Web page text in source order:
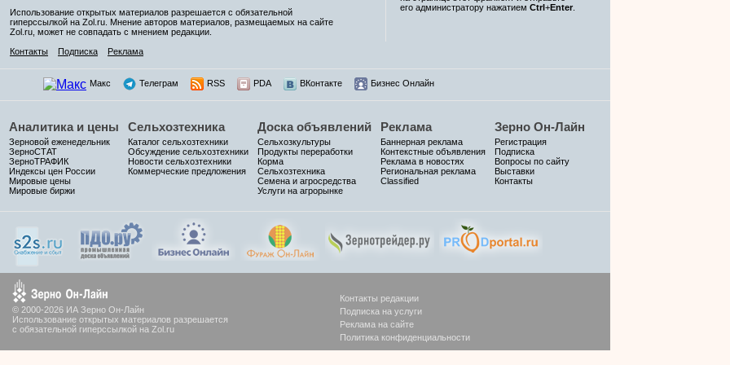
Использование открытых материалов разрешается с обязательной
гиперссылкой на Zol.ru. Мнение авторов материалов, размещаемых на сайте
Zol.ru, может не совпадать с мнением редакции.
Контакты
Подписка Реклама
его администратору нажатием Ctrl+Enter
Макс Телеграм RSS PDA ВКонтакте Бизнес Онлайн
Аналитика и цены
Зерновой еженедельник
ЗерноСТАТ
ЗерноТРАФИК
Индексы цен России
Мировые цены
Мировые биржи
Сельхозтехника
Каталог сельхозтехники
Обсуждение сельхозтехники
Новости сельхозтехники
Коммерческие предложения
Доска объявлений
Сельхозкультуры
Продукты переработки
Корма
Сельхозтехника
Семена и агросредства
Услуги на агрорынке
Реклама
Баннерная реклама
Контекстные объявления
Реклама в новостях
Региональная реклама
Classified
Зерно Он-Лайн
Регистрация
Подписка
Вопросы по сайту
Выставки
Контакты
© 2000-2026 ИА Зерно Он-Лайн
Использование открытых материалов разрешается
с обязательной гиперссылкой на Zol.ru
Контакты редакции
Подписка на услуги
Реклама на сайте
Политика конфиденциальности